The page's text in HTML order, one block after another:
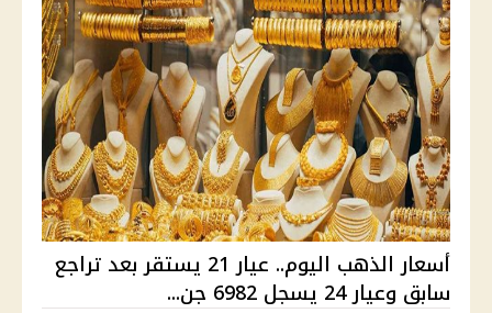
أسعار الذهب اليوم.. عيار 21 يستقر بعد تراجع
سابق وعيار 24 يسجل 6982 جن...